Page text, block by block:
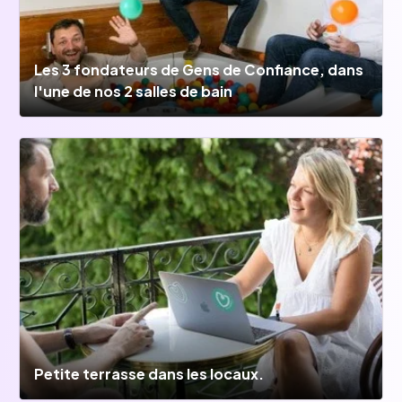
Les 3 fondateurs de Gens de Confiance, dans
l'une de nos 2 salles de bain
Petite terrasse dans les locaux.